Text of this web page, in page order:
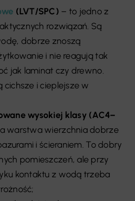
(LVT/SPC) – to jedno z
rozwiązań. Są
dobrze znoszą
i nie reagują tak
jak laminat czy drewno.
cichsze i cieplejsze w
wysokiej klasy (AC4–
warstwa wierzchnia dobrze
i ścieraniem. To dobry
pomieszczeń, ale przy
kontaktu z wodą trzeba